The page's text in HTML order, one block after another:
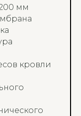
мм
кровли